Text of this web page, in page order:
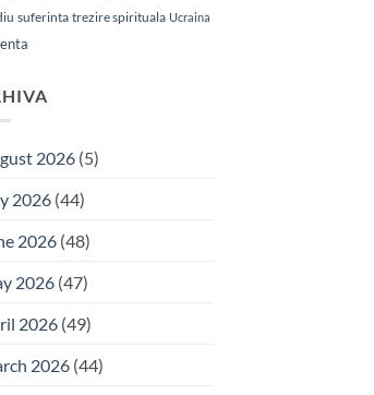
suferinta trezire spirituala Ucraina
2026(5)
2026(44)
2026(48)
2026(47)
2026(49)
2026(44)